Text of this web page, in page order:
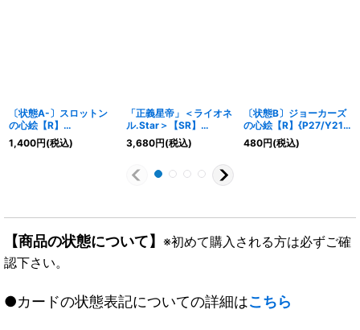
〔状態A-〕スロットン
の心絵【R】
{RP2112A/20}《光》
1,400円(税込)
「正義星帝」＜ライオネ
ル.Star＞【SR】
{23RP1SP1/SP5}
《光》
3,680円(税込)
〔状態B〕ジョーカーズ
の心絵【R】{P27/Y21}
《光》
480円(税込)
【商品の状態について】 ※初めて購入される方は必ずご確
認下さい。
●カードの状態表記についての詳細はこちら